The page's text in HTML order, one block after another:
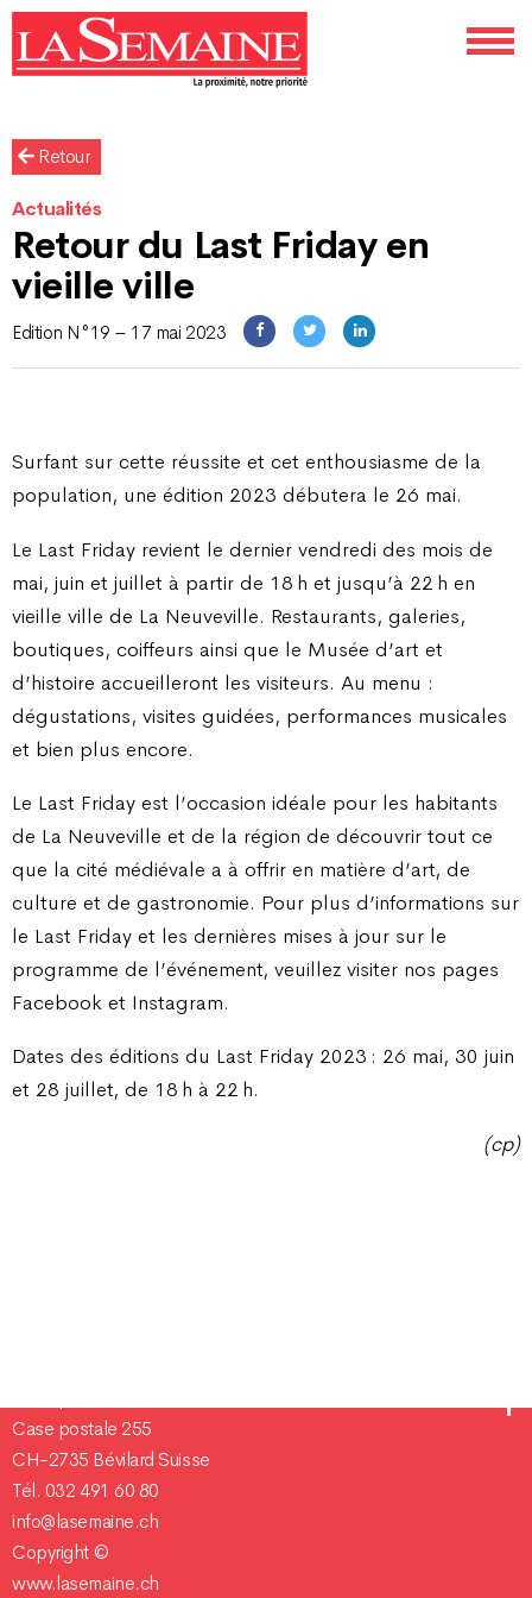
Retour
Actualités
Retour du Last Friday en
vieille ville
Edition N°19 – 17 mai 2023
Surfant sur cette réussite et cet enthousiasme de la
population, une édition 2023 débutera le 26 mai.
Le Last Friday revient le dernier vendredi des mois de
mai, juin et juillet à partir de 18 h et jusqu’à 22 h en
vieille ville de La Neuveville. Restaurants, galeries,
boutiques, coiffeurs ainsi que le Musée d’art et
d’histoire accueilleront les visiteurs. Au menu :
dégustations, visites guidées, performances musicales
et bien plus encore.
Le Last Friday est l’occasion idéale pour les habitants
de La Neuveville et de la région de découvrir tout ce
que la cité médiévale a à offrir en matière d’art, de
culture et de gastronomie. Pour plus d’informations sur
le Last Friday et les dernières mises à jour sur le
programme de l’événement, veuillez visiter nos pages
Facebook et Instagram.
Dates des éditions du Last Friday 2023 : 26 mai, 30 juin
et 28 juillet, de 18 h à 22 h.
(cp)
Case postale 255
CH-2735 Bévilard Suisse
Tél. 032 491 60 80
info@lasemaine.ch
Copyright ©
www.lasemaine.ch